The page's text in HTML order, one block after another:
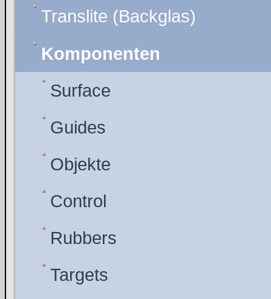
Translite (Backglas)
Komponenten
Surface
Guides
Objekte
Control
Rubbers
Targets